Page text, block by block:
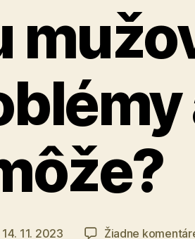
14. 11. 2023 Žiadne